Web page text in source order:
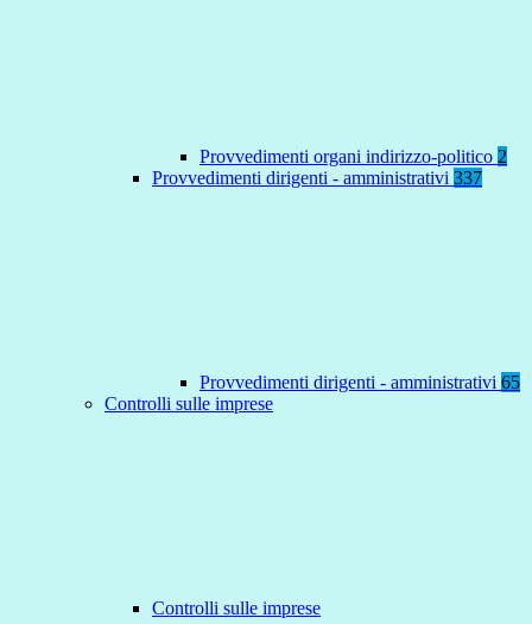
Provvedimenti organi indirizzo-politico 2
Provvedimenti dirigenti - amministrativi 337
Provvedimenti dirigenti - amministrativi 65
Controlli sulle imprese
Controlli sulle imprese